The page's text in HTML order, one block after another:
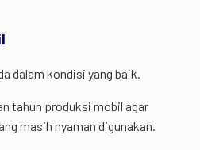
dalam kondisi yang baik.
tahun produksi mobil agar
masih nyaman digunakan.